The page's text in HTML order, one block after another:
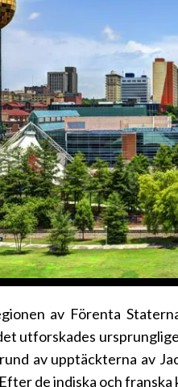
av Förenta
utforskades
av upptäckterna av
de indiska och